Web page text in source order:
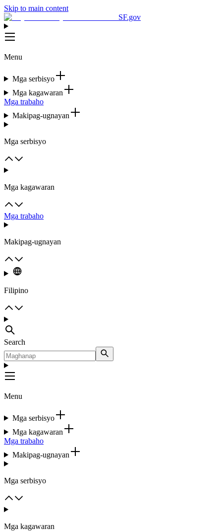
Skip to main content
SF.gov
Menu
Mga serbisyo
Mga kagawaran
Mga trabaho
Makipag-ugnayan
Mga serbisyo
Mga kagawaran
Mga trabaho
Makipag-ugnayan
Filipino
Search
Menu
Mga serbisyo
Mga kagawaran
Mga trabaho
Makipag-ugnayan
Mga serbisyo
Mga kagawaran